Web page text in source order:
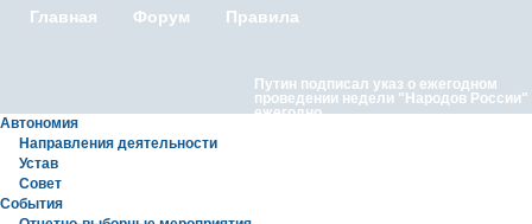
Главная Форум Правила
Автономия
Направления деятельности
Устав
Совет
События
Путин подписал указ о ежегодном
проведении недели "Народов России"
ежегодно